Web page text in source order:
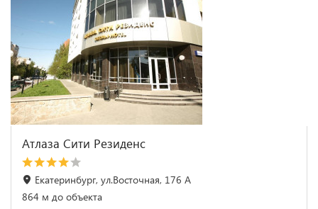
Атлаза Сити Резиденс
Екатеринбург, ул.Восточная, 176 А
864 м до объекта